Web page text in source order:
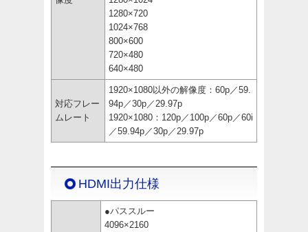
1280×720
1024×768
800×600
720×480
640×480
対応フレー
ムレート
1920×1080以外の解像度：60p／59.
94p／30p／29.97p
1920×1080：120p／100p／60p／60i
／59.94p／30p／29.97p
HDMI出力仕様
●パススルー
4096×2160